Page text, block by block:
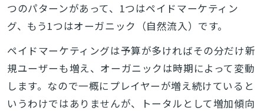
つのパターンがあって、1つはペイドマーケティン
グ、もう1つはオーガニック（自然流入）です。
ペイドマーケティングは予算が多ければその分だけ新
規ユーザーも増え、オーガニックは時期によって変動
します。なので一概にプレイヤーが増え続けていると
いうわけではありませんが、トータルとして増加傾向